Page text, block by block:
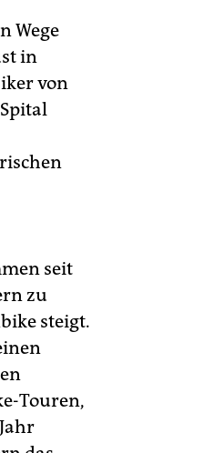
Wege
in
von
seit
zu
steigt.
Touren,